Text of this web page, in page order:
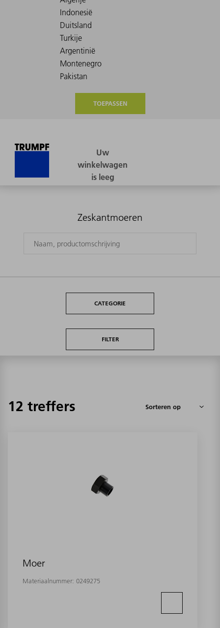
TOEPASSEN
Zeskantmoeren
CATEGORIE
FILTER
12 treffers
Moer
Materiaalnummer: 0249275